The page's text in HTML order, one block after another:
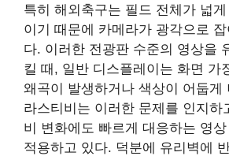
특히 해외축구는 필드 전체가 넓
이기 때문에 카메라가 광각으로
다. 이러한 전광판 수준의 영상을
킬 때, 일반 디스플레이는 화면 가
왜곡이 발생하거나 색상이 어둡게
라스티비는 이러한 문제를 인지하
비 변화에도 빠르게 대응하는 영
적용하고 있다. 덕분에 유리벽에